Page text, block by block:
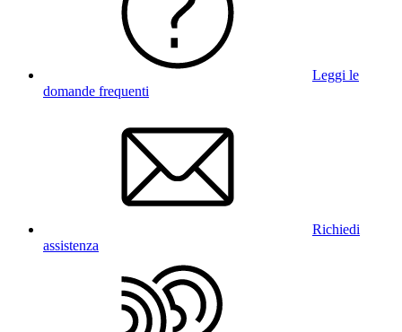
Leggi le
domande frequenti
Richiedi
assistenza